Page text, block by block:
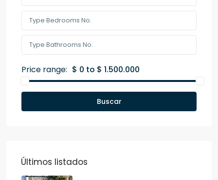
Price range: $ 0 to $ 1.500.000
Buscar
Últimos listados